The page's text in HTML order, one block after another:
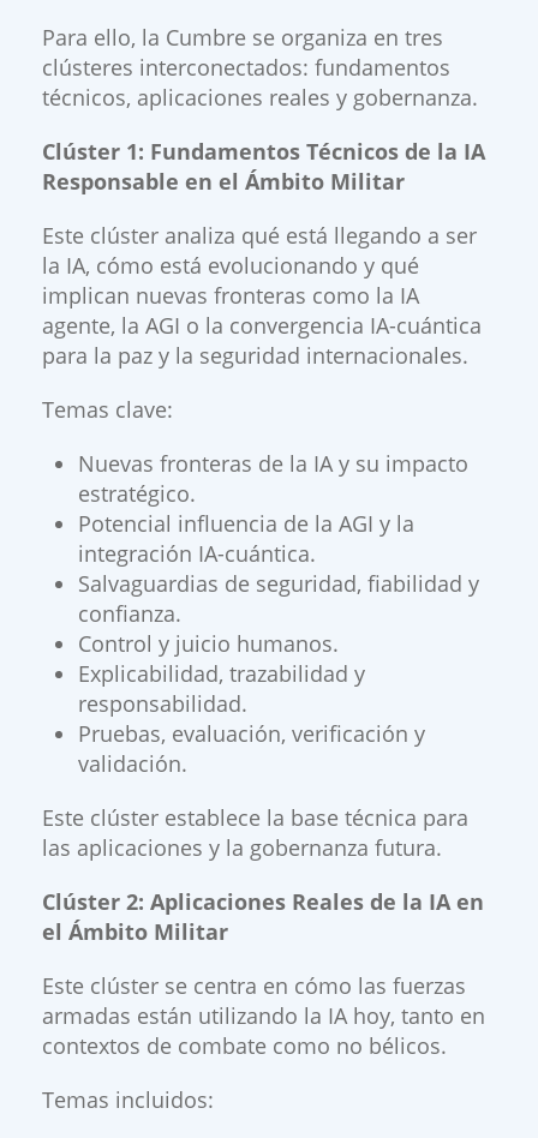
Para ello, la Cumbre se organiza en tres
clústeres interconectados: fundamentos
técnicos, aplicaciones reales y gobernanza.
Clúster 1: Fundamentos Técnicos de la IA
Responsable en el Ámbito Militar
Este clúster analiza qué está llegando a ser
la IA, cómo está evolucionando y qué
implican nuevas fronteras como la IA
agente, la AGI o la convergencia IA-cuántica
para la paz y la seguridad internacionales.
Temas clave:
Nuevas fronteras de la IA y su impacto
estratégico.
Potencial influencia de la AGI y la
integración IA-cuántica.
Salvaguardias de seguridad, fiabilidad y
confianza.
Control y juicio humanos.
Explicabilidad, trazabilidad y
responsabilidad.
Pruebas, evaluación, verificación y
validación.
Este clúster establece la base técnica para
las aplicaciones y la gobernanza futura.
Clúster 2: Aplicaciones Reales de la IA en
el Ámbito Militar
Este clúster se centra en cómo las fuerzas
armadas están utilizando la IA hoy, tanto en
contextos de combate como no bélicos.
Temas incluidos: